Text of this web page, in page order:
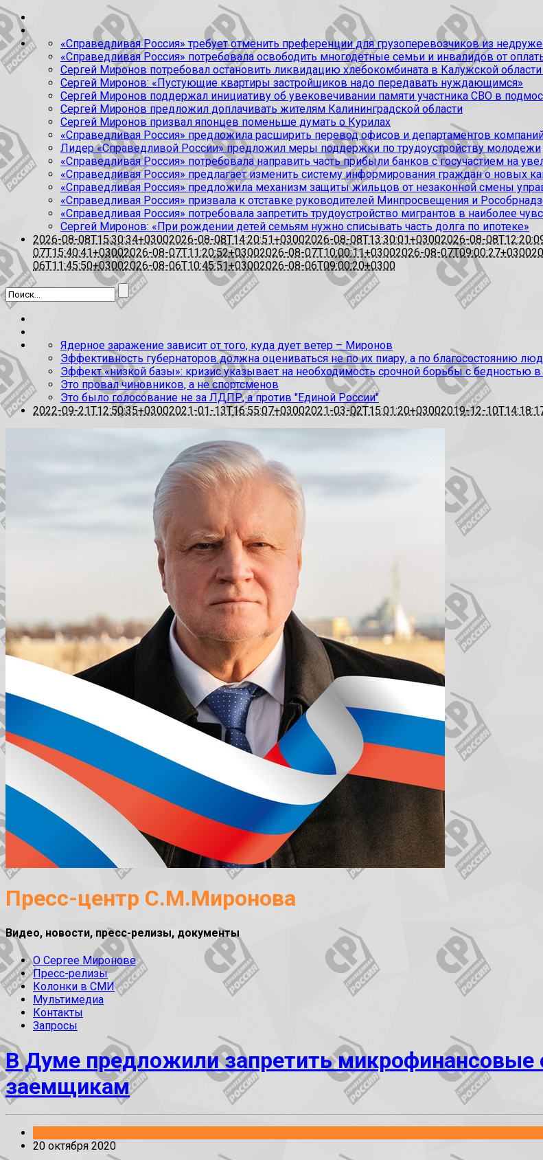
«Справедливая Россия» требует отменить преференции для грузоперевозчиков из
«Справедливая Россия» потребовала освободить многодетные семьи и инвалидов от
Сергей Миронов потребовал остановить ликвидацию хлебокомбината в Калужской области
Сергей Миронов: «Пустующие квартиры застройщиков надо передавать нуждающимся»
Сергей Миронов поддержал инициативу об увековечивании памяти участника СВО в
Сергей Миронов предложил доплачивать жителям Калининградской области
Сергей Миронов призвал японцев поменьше думать о Курилах
«Справедливая Россия» предложила расширить перевод офисов и департаментов
Лидер «Справедливой России» предложил меры поддержки по трудоустройству молодежи
«Справедливая Россия» потребовала направить часть прибыли банков с госучастием на
«Справедливая Россия» предлагает изменить систему информирования граждан о новых
«Справедливая Россия» предложила механизм защиты жильцов от незаконной смены
«Справедливая Россия» призвала к отставке руководителей Минпросвещения и
«Справедливая Россия» потребовала запретить трудоустройство мигрантов в наиболее
Сергей Миронов: «При рождении детей семьям нужно списывать часть долга по ипотеке»
2026-08-08T15:30:34+03002026-08-08T14:20:51+03002026-08-08T13:30:01+03002026-08-
07T15:40:41+03002026-08-07T11:20:52+03002026-08-07T10:00:11+03002026-08-07T09:00:27+0300
06T11:45:50+03002026-08-06T10:45:51+03002026-08-06T09:00:20+0300
Ядерное заражение зависит от того, куда дует ветер – Миронов
Эффективность губернаторов должна оцениваться не по их пиару, а по благосостоянию
Эффект «низкой базы»: кризис указывает на необходимость срочной борьбы с бедностью
Это провал чиновников, а не спортсменов
Это было голосование не за ЛДПР, а против "Единой России"
2022-09-21T12:50:35+03002021-01-13T16:55:07+03002021-03-02T15:01:20+03002019-12-
Пресс-центр С.М.Миронова
Видео, новости, пресс-релизы, документы
О Сергее Миронове
Пресс-релизы
Колонки в СМИ
Мультимедиа
Контакты
Запросы
В Думе предложили запретить микрофинансовые
заемщикам
20 октября 2020